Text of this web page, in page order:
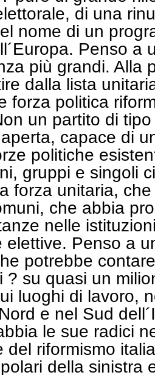
di una
nome di un
Penso a
più grandi. Alla
dalla lista
forza politica
un partito di
capace di
politiche
gruppi e singoli
forza unitaria,
che abbia
nelle
elettive. Penso a
potrebbe
? su quasi un
luoghi di lavoro,
e nel Sud
le sue radici
del riformismo
della sinistra